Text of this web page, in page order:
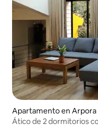
Apartamento en Arpora
Ático de 2 dormitorios